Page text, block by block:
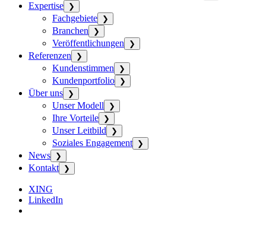
Expertise ❯
Fachgebiete ❯
Branchen ❯
Veröffentlichungen ❯
Referenzen ❯
Kundenstimmen ❯
Kundenportfolio ❯
Über uns ❯
Unser Modell ❯
Ihre Vorteile ❯
Unser Leitbild ❯
Soziales Engagement ❯
News ❯
Kontakt ❯
XING
LinkedIn